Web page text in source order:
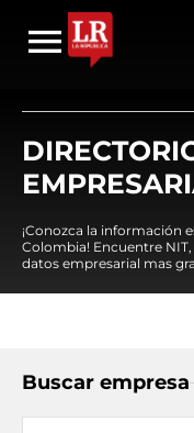
¡Conozca la información
Colombia! Encuentre
datos empresarial mas
Buscar empresa